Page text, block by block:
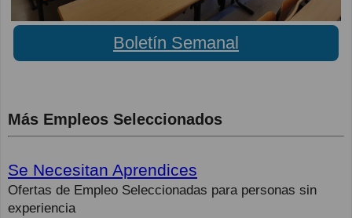
Boletín Semanal
Más Empleos Seleccionados
Se Necesitan Aprendices
Ofertas de Empleo Seleccionadas para personas sin
experiencia